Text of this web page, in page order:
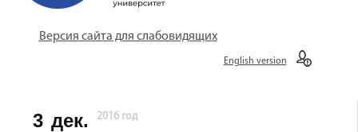
Версия сайта для слабовидящих
English version
3 дек. 2016 год